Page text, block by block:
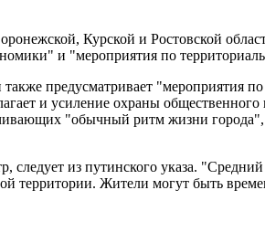
Курской и Ростовской
и "мероприятия по
предусматривает "мероприятия
и усиление охраны
"обычный ритм жизни города",
из путинского указа.
территории. Жители могут быть